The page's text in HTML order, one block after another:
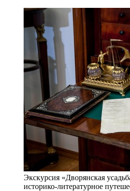
Экскурсия «Дворянская
историко-литературное